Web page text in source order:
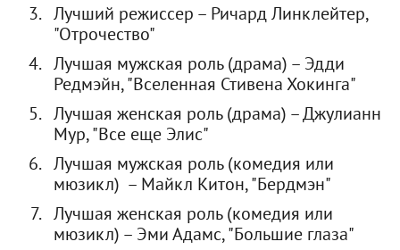
Лучший режиссер – Ричард Линклейтер,
"Отрочество"
Лучшая мужская роль (драма) – Эдди
Редмэйн, "Вселенная Стивена Хокинга"
Лучшая женская роль (драма) – Джулианн
Мур, "Все еще Элис"
Лучшая мужская роль (комедия или
мюзикл) – Майкл Китон, "Бердмэн"
Лучшая женская роль (комедия или
мюзикл) – Эми Адамс, "Большие глаза"